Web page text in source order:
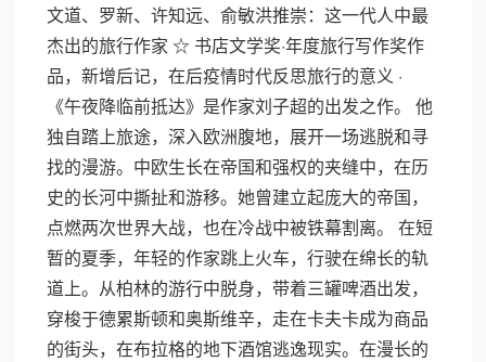
文道、罗新、许知远、俞敏洪推崇：这一代人中最
杰出的旅行作家 ☆ 书店文学奖·年度旅行写作奖作
品，新增后记，在后疫情时代反思旅行的意义 ·
《午夜降临前抵达》是作家刘子超的出发之作。 他
独自踏上旅途，深入欧洲腹地，展开一场逃脱和寻
找的漫游。中欧生长在帝国和强权的夹缝中，在历
史的长河中撕扯和游移。她曾建立起庞大的帝国，
点燃两次世界大战，也在冷战中被铁幕割离。 在短
暂的夏季，年轻的作家跳上火车，行驶在绵长的轨
道上。从柏林的游行中脱身，带着三罐啤酒出发，
穿梭于德累斯顿和奥斯维辛，走在卡夫卡成为商品
的街头，在布拉格的地下酒馆逃逸现实。在漫长的